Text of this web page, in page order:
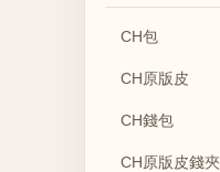
CH包
CH原版皮
CH錢包
CH原版皮錢夾